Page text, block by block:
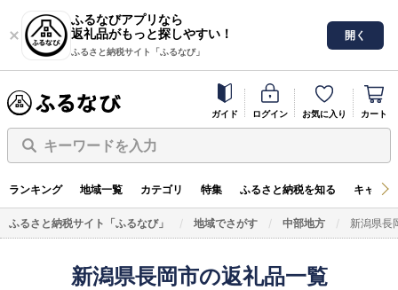
ふるなびアプリなら
返礼品がもっと探しやすい！
ふるさと納税サイト「ふるなび」
開く
ガイド ログイン お気に入り カート
キーワードを入力
ランキング 地域一覧 カテゴリ 特集 ふるさと納税を知る キャン
ふるさと納税サイト「ふるなび」 地域でさがす 中部地方 新潟県長
新潟県長岡市の返礼品一覧